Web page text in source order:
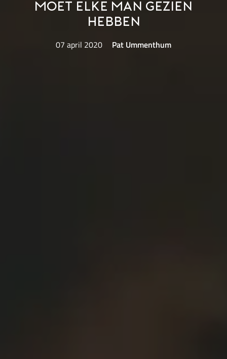
moet elke man gezien
hebben
07 april 2020 Pat Ummenthum